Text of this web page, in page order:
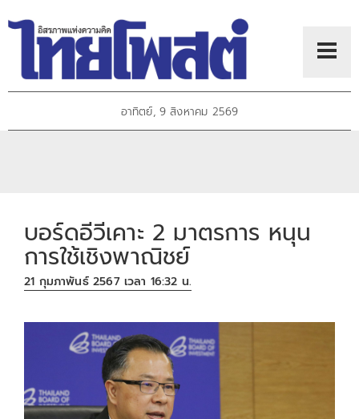
อาทิตย์, 9 สิงหาคม 2569
บอร์ดอีวีเคาะ 2 มาตรการ หนุน
การใช้เชิงพาณิชย์
21 กุมภาพันธ์ 2567 เวลา 16:32 น.